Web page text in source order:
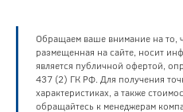
Обращаем ваше внимание на то,
размещенная на сайте, носит
является публичной офертой,
437 (2) ГК РФ. Для получения
характеристиках, а также
обращайтесь к менеджерам